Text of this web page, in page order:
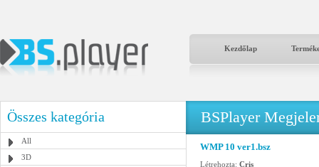
Kezdőlap
Összes kategória
All
3D
BSPlayer
WMP 10 ver1.bsz
Létrehozta: Cris